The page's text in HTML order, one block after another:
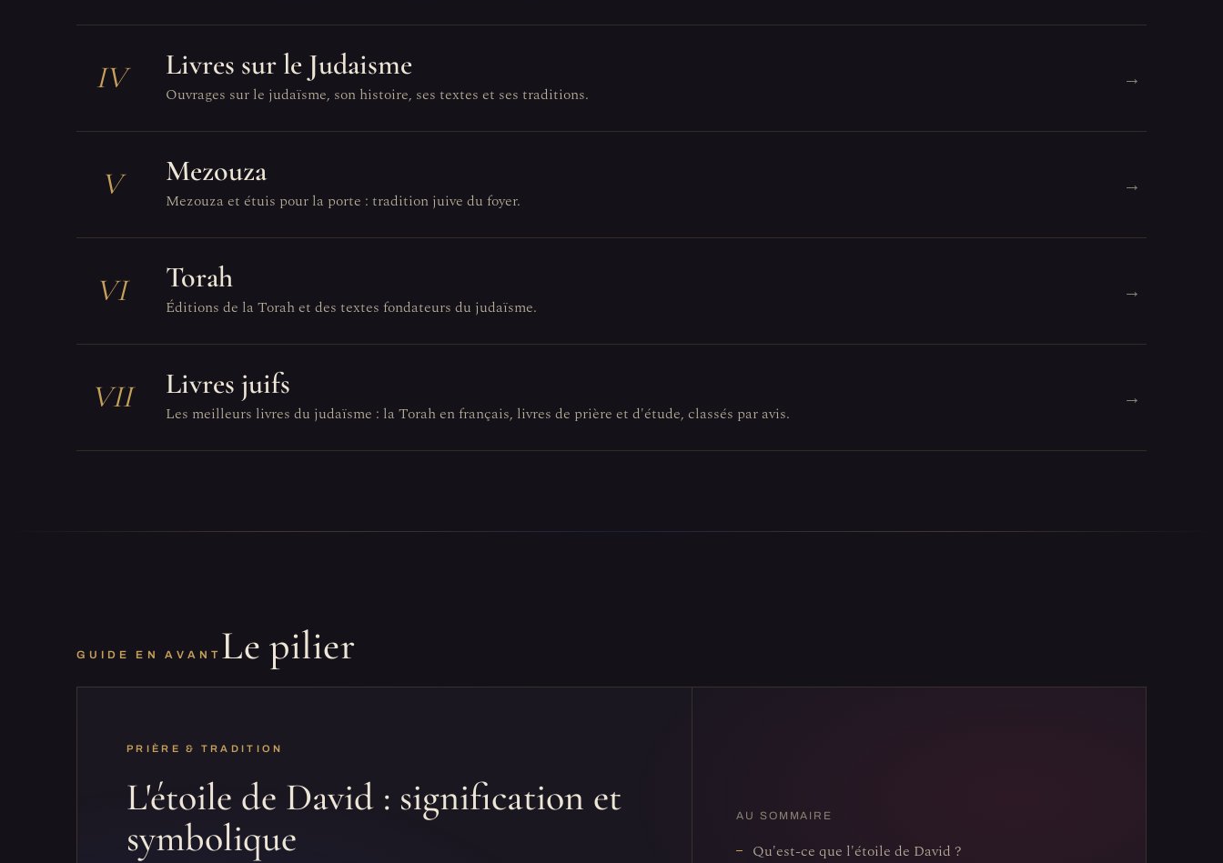
IV Livres sur le Judaisme
Ouvrages sur le judaïsme, son histoire, ses textes et ses traditions.
→
V Mezouza
Mezouza et étuis pour la porte : tradition juive du foyer.
→
VI Torah
Éditions de la Torah et des textes fondateurs du judaïsme.
→
VII Livres juifs
Les meilleurs livres du judaïsme : la Torah en français, livres de prière et d'étude, classés par avis.
→
GUIDE EN AVANT Le pilier
PRIÈRE & TRADITION
L'étoile de David : signification et
symbolique
AU SOMMAIRE
Qu'est-ce que l'étoile de David ?